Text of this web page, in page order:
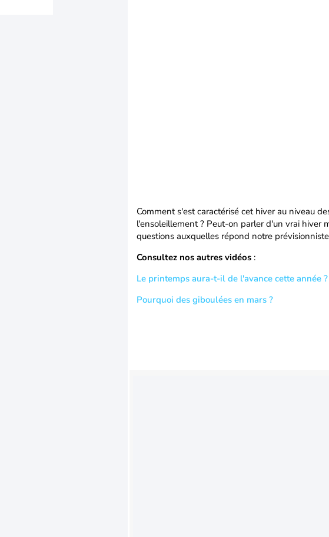
Comment s'est caractérisé cet hiver au niveau
l'ensoleillement ? Peut-on parler d'un vrai hiver
questions auxquelles répond notre
Consultez nos autres vidéos :
Le printemps aura-t-il de l'avance cette année ?
Pourquoi des giboulées en mars ?